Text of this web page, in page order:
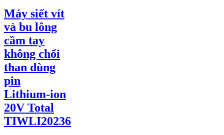
Máy siết vít
và bu lông
cầm tay
không chổi
than dùng
pin
Lithium-ion
20V Total
TIWLI20236